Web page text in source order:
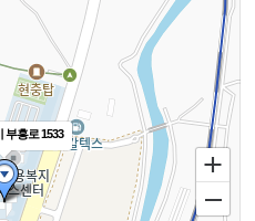
부흥로 1533